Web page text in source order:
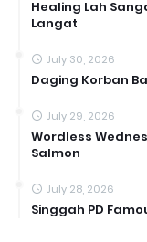
Healing Lah
Langat
July 30, 2026
Daging Korban
July 29, 2026
Wordless
Salmon
July 28, 2026
Singgah PD